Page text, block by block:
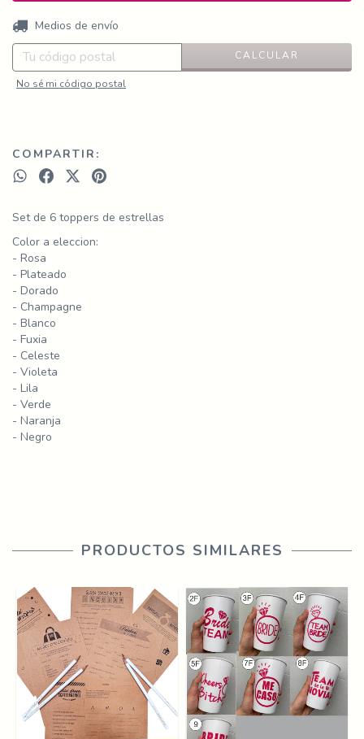
Entregas para el CP:
Medios de envío
CALCULAR
No sé mi código postal
COMPARTIR:
Set de 6 toppers de estrellas
Color a eleccion:
- Rosa
- Plateado
- Dorado
- Champagne
- Blanco
- Fuxia
- Celeste
- Violeta
- Lila
- Verde
- Naranja
- Negro
PRODUCTOS SIMILARES